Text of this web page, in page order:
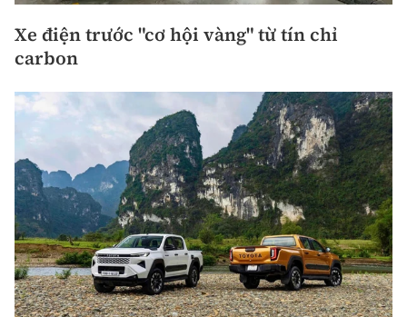
Xe điện trước "cơ hội vàng" từ tín chỉ
carbon